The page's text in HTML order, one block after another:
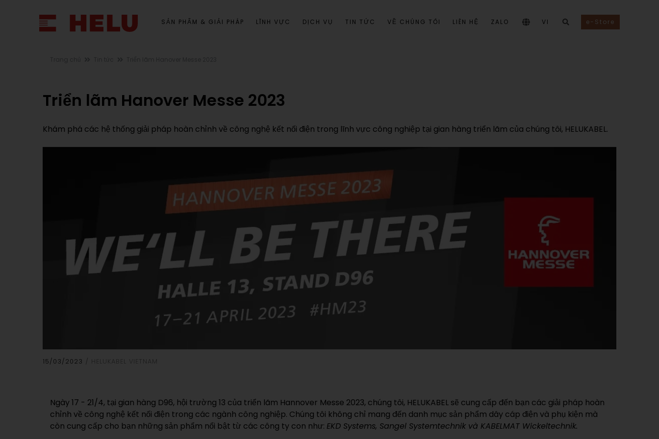
SẢN PHẨM & GIẢI PHÁP LĨNH VỰC DỊCH VỤ TIN TỨC VỀ CHÚNG TÔI LIÊN HỆ ZALO VI e-Store
Triển lãm Hanover Messe 2023
Khám phá các hệ thống giải pháp hoàn chỉnh về công nghệ kết nối điện trong lĩnh vực công nghiệp tại gian hàng triển lãm của chúng tôi, HELUKABEL.
15/03/2023 HELUKABEL VIETNAM
Ngày 17 - 21/4, tại gian hàng D96, hội trường 13 của triển lãm Hannover Messe 2023, chúng tôi, HELUKABEL sẽ cung cấp đến bạn các giải pháp hoàn
chỉnh về công nghệ kết nối điện trong các ngành công nghiệp. Chúng tôi không chỉ mang đến danh mục sản phẩm dây cáp điện và phụ kiện mà
còn cung cấp cho bạn những sản phẩm nổi bật từ các công ty con như: EKD Systems, Sangel Systemtechnik và KABELMAT Wickeltechnik.